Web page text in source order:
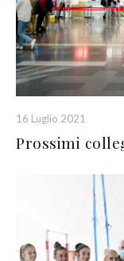
16 Luglio 2021
Prossimi